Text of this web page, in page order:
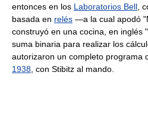
entonces en los Laboratorios Bell,
basada en relés —a la cual apodó
construyó en una cocina, en inglés "
suma binaria para realizar los
autorizaron un completo programa
1938, con Stibitz al mando.